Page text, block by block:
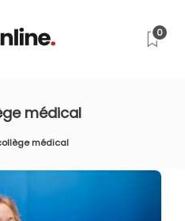
0
médical
médical